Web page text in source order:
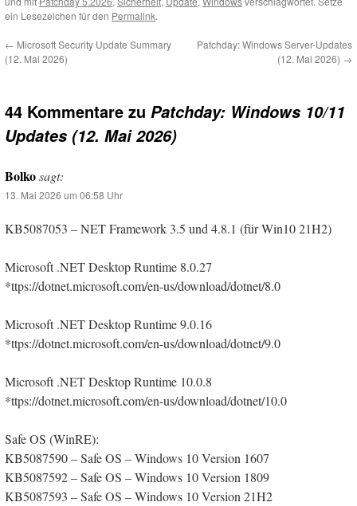
ein Lesezeichen für den Permalink.
← Microsoft Security Update Summary
(12. Mai 2026)
Patchday: Windows Server-Updates
(12. Mai 2026) →
44 Kommentare zu Patchday: Windows 10/11
Updates (12. Mai 2026)
Bolkosagt:
13. Mai 2026 um 06:58 Uhr
KB5087053 – NET Framework 3.5 und 4.8.1 (für Win10 21H2)
Microsoft .NET Desktop Runtime 8.0.27
*ttps://dotnet.microsoft.com/en-us/download/dotnet/8.0
Microsoft .NET Desktop Runtime 9.0.16
*ttps://dotnet.microsoft.com/en-us/download/dotnet/9.0
Microsoft .NET Desktop Runtime 10.0.8
*ttps://dotnet.microsoft.com/en-us/download/dotnet/10.0
Safe OS (WinRE):
KB5087590 – Safe OS – Windows 10 Version 1607
KB5087592 – Safe OS – Windows 10 Version 1809
KB5087593 – Safe OS – Windows 10 Version 21H2